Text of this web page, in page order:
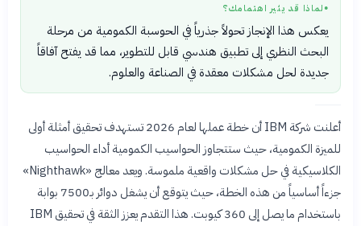
● لماذا قد يثير اهتمامك؟
يعكس هذا الإنجاز تحولاً جذرياً في الحوسبة الكمومية من مرحلة
البحث النظري إلى تطبيق هندسي قابل للتطوير، مما قد يفتح آفاقاً
جديدة لحل مشكلات معقدة في الصناعة والعلوم.
أعلنت شركة IBM أن خطة عملها لعام 2026 تستهدف تحقيق أمثلة أولى
للميزة الكمومية، حيث ستتجاوز الحواسيب الكمومية أداء الحواسيب
الكلاسيكية في حل مشكلات واقعية ملموسة. ويعد معالج «Nighthawk»
جزءاً أساسياً من هذه الخطة، حيث يتوقع أن يشغل دوائر بـ7500 بوابة
باستخدام ما يصل إلى 360 كيوبت. هذا التقدم يعزز الثقة في تحقيق IBM